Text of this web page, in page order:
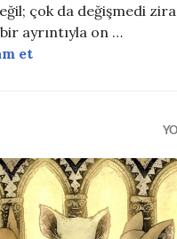
çok da değişmedi
ayrıntıyla on …
etMouse Guard-